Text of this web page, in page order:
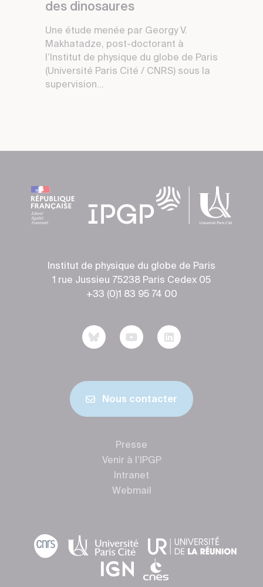
des dinosaures
Une étude menée par Georgy V.
Makhatadze, post-doctorant à
l’Institut de physique du globe de Paris
(Université Paris Cité / CNRS) sous la
supervision...
Institut de physique du globe de Paris
1 rue Jussieu 75238 Paris Cedex 05
+33 (0)1 83 95 74 00
Nous contacter
Presse
Venir à l’IPGP
Intranet
Webmail